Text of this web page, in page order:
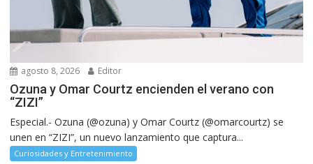
agosto 8, 2026 Editor
Ozuna y Omar Courtz encienden el verano con
“ZIZI”
Especial.- Ozuna (@ozuna) y Omar Courtz (@omarcourtz) se
unen en “ZIZI”, un nuevo lanzamiento que captura...
Curiosidades y Entretenimiento